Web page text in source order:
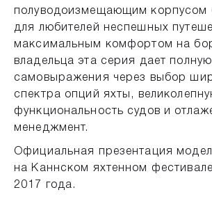
полуводоизмещающим корпусом
для любителей неспешных
максимальным комфортом на
владельца эта серия дает
самовыражения через выбор
спектра опций яхты,
функциональность судов и
менеджмент.
Официальная презентация
на Каннском яхтенном
2017 года.